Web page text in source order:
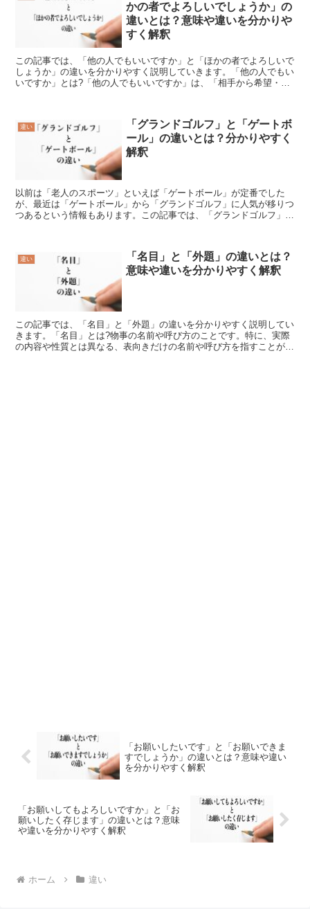
かの者でよろしいでしょうか」の
違いとは？意味や違いを分かりや
すく解釈
この記事では、「他の人でもいいですか」と「ほかの者でよろしいで
しょうか」の違いを分かりやすく説明していきます。「他の人でもい
いですか」とは?「他の人でもいいですか」は、「相手から希望・指
違い
「グランドゴルフ」と「ゲートボ
ール」の違いとは？分かりやすく
解釈
以前は「老人のスポーツ」といえば「ゲートボール」が定番でした
が、最近は「ゲートボール」から「グランドゴルフ」に人気が移りつ
つあるという情報もあります。この記事では、「グランドゴルフ」と
違い
「名目」と「外題」の違いとは？
意味や違いを分かりやすく解釈
この記事では、「名目」と「外題」の違いを分かりやすく説明してい
きます。「名目」とは?物事の名前や呼び方のことです。特に、実際
の内容や性質とは異なる、表向きだけの名前や呼び方を指すことが多
「お願いしたいです」と「お願いできま
すでしょうか」の違いとは？意味や違い
を分かりやすく解釈
「お願いしてもよろしいですか」と「お
願いしたく存じます」の違いとは？意味
や違いを分かりやすく解釈
ホーム 違い